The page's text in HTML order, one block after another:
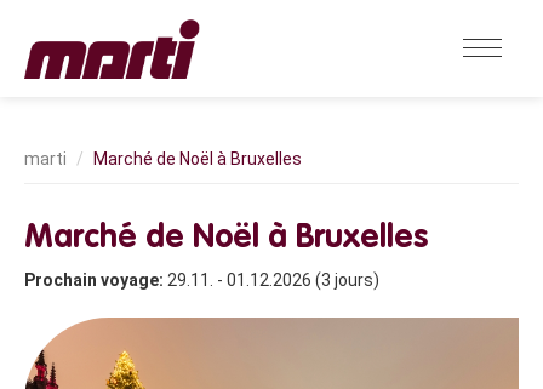
Marché de Noël à Bruxelles
Marché de Noël à Bruxelles
Prochain voyage: 29.11. - 01.12.2026 (3 jours)